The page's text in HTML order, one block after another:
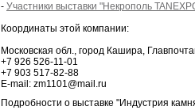
- Участники выставки "Некрополь
Координаты этой компании:
Московская обл., город Кашира,
+7 926 526-11-01
+7 903 517-82-88
E-mail: zm1101@mail.ru
Подробности о выставке "Индустрия